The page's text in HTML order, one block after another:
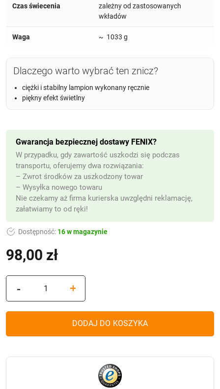
98,00 zł
Czas świecenia
zależny od zastosowanych
wkładów
Waga ~ 1033 g
Dlaczego warto wybrać ten znicz?
ciężki i stabilny lampion wykonany ręcznie
piękny efekt świetlny
Dostępność: 16 w magazynie
Gwarancja bezpiecznej dostawy FENIX?
W przypadku, gdy zawartość uszkodzi się podczas
transportu, oferujemy dwa rozwiązania:
– Zwrot środków za uszkodzony towar
– Wysyłka nowego towaru
Nie czekamy aż firma kurierska uwzględni reklamację,
załatwiamy to od ręki!
-
Znicz
dekor
+
DODAJ DO KOSZYKA